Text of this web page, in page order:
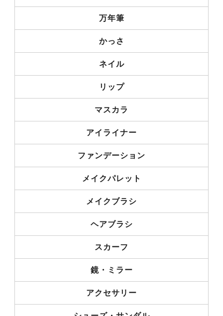
万年筆
かっさ
ネイル
リップ
マスカラ
アイライナー
ファンデーション
メイクパレット
メイクブラシ
ヘアブラシ
スカーフ
鏡・ミラー
アクセサリー